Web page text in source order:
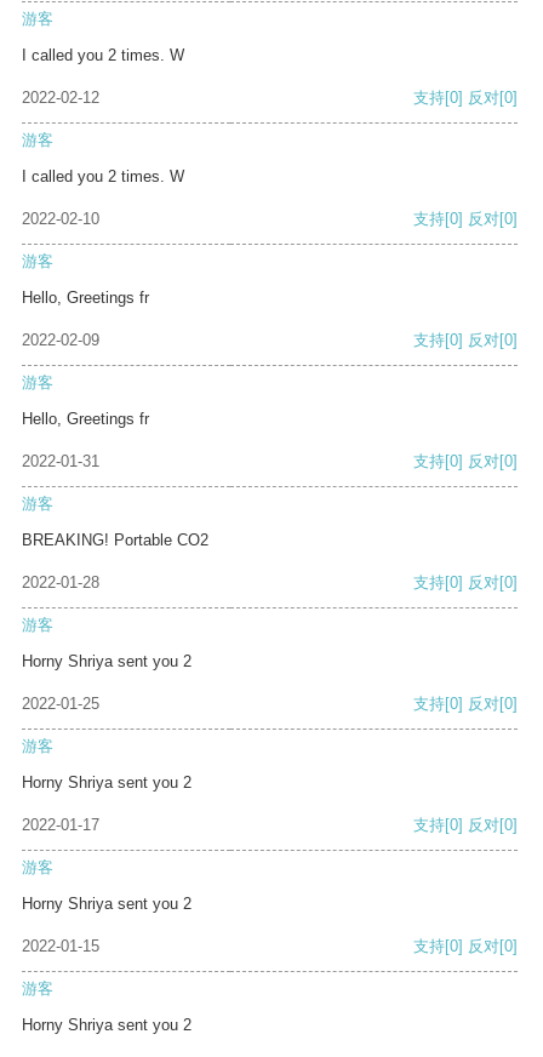
游客
I called you 2 times. W
2022-02-12 支持[0] 反对[0]
游客
I called you 2 times. W
2022-02-10 支持[0] 反对[0]
游客
Hello, Greetings fr
2022-02-09 支持[0] 反对[0]
游客
Hello, Greetings fr
2022-01-31 支持[0] 反对[0]
游客
BREAKING! Portable CO2
2022-01-28 支持[0] 反对[0]
游客
Horny Shriya sent you 2
2022-01-25 支持[0] 反对[0]
游客
Horny Shriya sent you 2
2022-01-17 支持[0] 反对[0]
游客
Horny Shriya sent you 2
2022-01-15 支持[0] 反对[0]
游客
Horny Shriya sent you 2